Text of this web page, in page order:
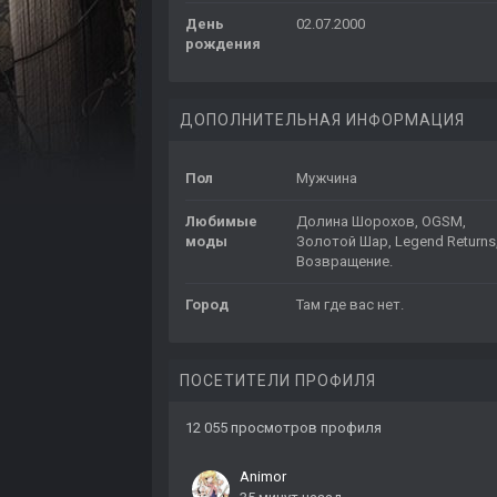
День
рождения
02.07.2000
ДОПОЛНИТЕЛЬНАЯ ИНФОРМАЦИЯ
Пол Мужчина
Любимые
моды
Долина Шорохов, OGSM,
Золотой Шар, Legend
Возвращение.
Город Там где вас нет.
ПОСЕТИТЕЛИ ПРОФИЛЯ
12 055 просмотров профиля
Animor